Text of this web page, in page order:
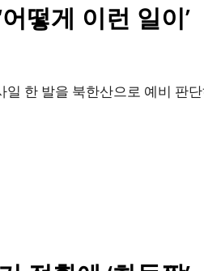
떻게 이런 일이’
한 발을 북한산으로 예비 판